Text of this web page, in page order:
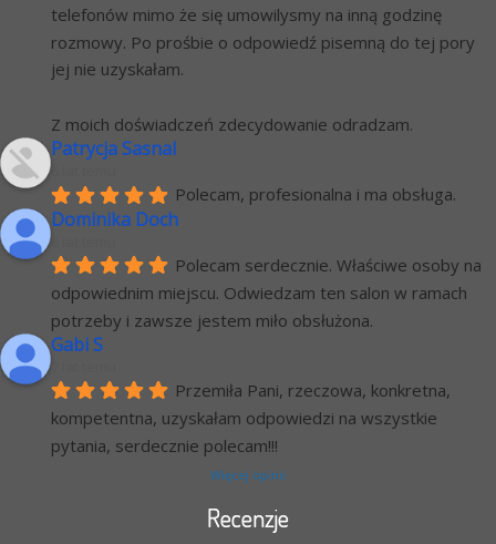
telefonów mimo że się umowilysmy na inną godzinę
rozmowy. Po prośbie o odpowiedź pisemną do tej pory
jej nie uzyskałam.
Z moich doświadczeń zdecydowanie odradzam.
Patrycja Sasnal
Polecam, profesionalna i ma obsługa.
Dominika Doch
Polecam serdecznie. Właściwe osoby na
odpowiednim miejscu. Odwiedzam ten salon w ramach
potrzeby i zawsze jestem miło obsłużona.
Gabi S
Przemiła Pani, rzeczowa, konkretna,
kompetentna, uzyskałam odpowiedzi na wszystkie
pytania, serdecznie polecam!!!
Więcej opinii
Recenzje